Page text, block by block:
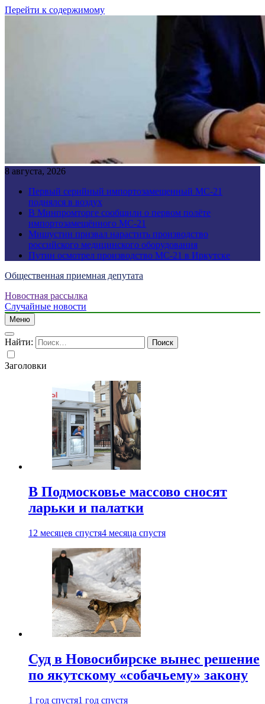
Перейти к содержимому
8 августа, 2026
Первый серийный импортозамещенный МС-21
поднялся в воздух
В Минпромторге сообщили о первом полёте
импортозамещённого МС-21
Мишустин призвал нарастить производство
российского медицинского оборудования
Путин осмотрел производство МС-21 в Иркутске
Общественная приемная депутата
Новостная рассылка
Случайные новости
Меню
Найти:
Заголовки
В Подмосковье массово сносят
ларьки и палатки
12 месяцев спустя4 месяца спустя
Суд в Новосибирске вынес решение
по якутскому «собачьему» закону
1 год спустя1 год спустя